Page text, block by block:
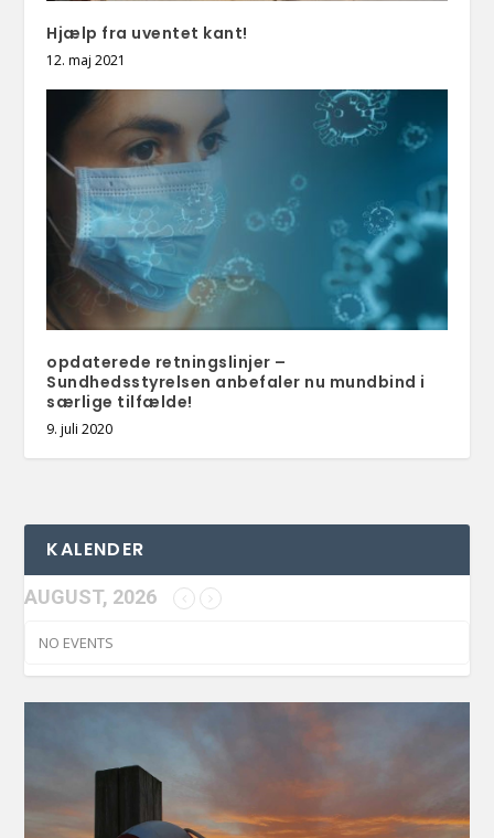
Hjælp fra uventet kant!
12. maj 2021
opdaterede retningslinjer –
Sundhedsstyrelsen anbefaler nu mundbind i
særlige tilfælde!
9. juli 2020
KALENDER
AUGUST, 2026
NO EVENTS